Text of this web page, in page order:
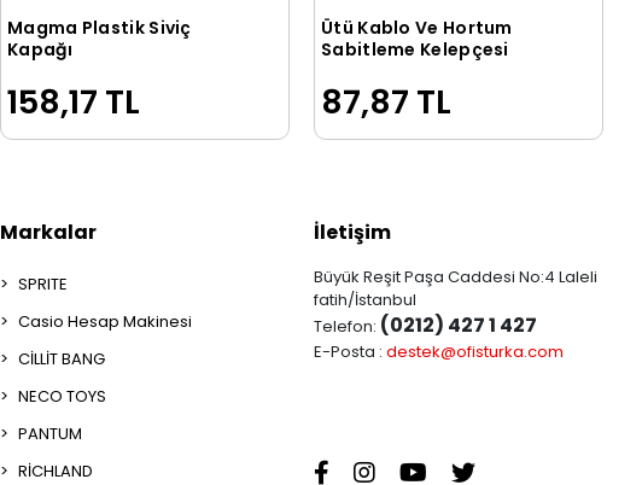
Sepete Ekle
Magma Plastik Siviç
Kapağı
158,17 TL
Sepete Ekle
Ütü Kablo Ve Hortum
Sabitleme Kelepçesi
87,87 TL
Markalar
SPRITE
Casio Hesap Makinesi
CİLLİT BANG
NECO TOYS
PANTUM
RİCHLAND
İletişim
Büyük Reşit Paşa Caddesi No:4 Laleli
fatih/İstanbul
Telefon: (0212) 427 1 427
E-Posta : destek@ofisturka.com